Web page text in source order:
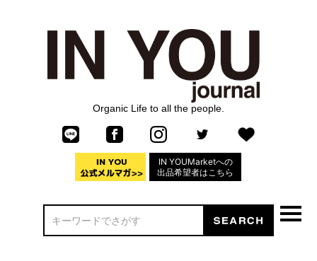
Organic Life to all the people.
IN YOUMarketへの
出品希望者はこちら